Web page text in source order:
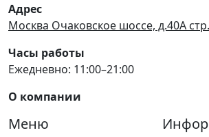
Адрес
Москва Очаковское шоссе, д.40А
Часы работы
Ежедневно: 11:00–21:00
О компании
Меню